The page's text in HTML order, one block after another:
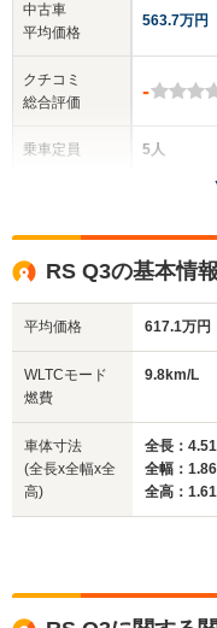
中古車
平均価格
クチコミ
総合評価
乗車定員
サイズ
(全長x全幅x全高)
563.7万円
-
5人
全高
9.8km/L
RS Q3の基本情報
平均価格 617.1万円
WLTCモード
燃費
9.8km/L
車体寸法
(全長x全幅x全
高)
全長：
全幅：
全高：